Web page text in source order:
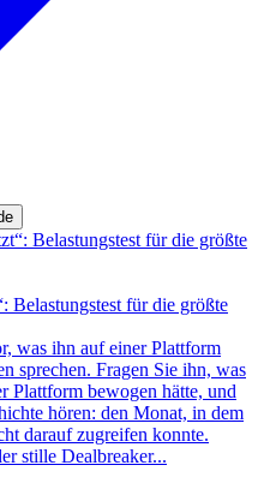
Belastungstest für die größte
was ihn auf einer Plattform
sprechen. Fragen Sie ihn, was
Plattform bewogen hätte, und
hören: den Monat, in dem
darauf zugreifen konnte.
stille Dealbreaker...